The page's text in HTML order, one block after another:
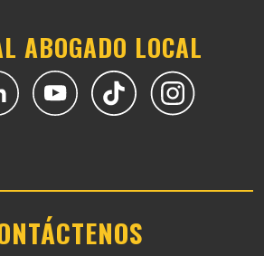
ABOGADO LOCAL